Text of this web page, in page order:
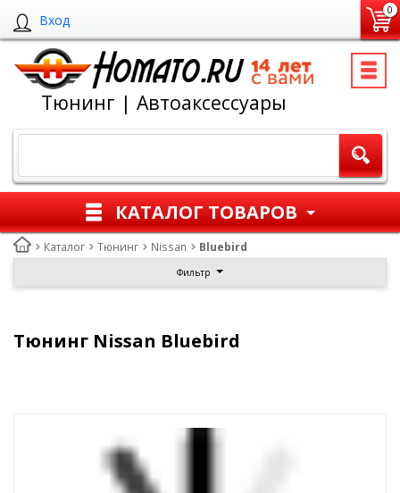
Вход
0
Тюнинг | Автоаксессуары
КАТАЛОГ ТОВАРОВ
Каталог Тюнинг Nissan Bluebird
Фильтр
Тюнинг Nissan Bluebird